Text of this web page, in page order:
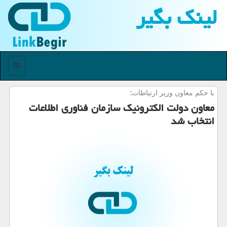
لینك بگیر
منو
با حكم معاون وزیر ارتباطات؛
معاون دولت الكترونیك سازمان فناوری اطلاعات
انتخاب شد